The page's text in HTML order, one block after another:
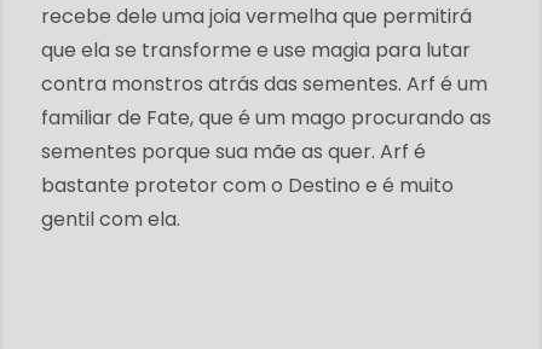
recebe dele uma joia vermelha que permitirá
que ela se transforme e use magia para lutar
contra monstros atrás das sementes. Arf é um
familiar de Fate, que é um mago procurando as
sementes porque sua mãe as quer. Arf é
bastante protetor com o Destino e é muito
gentil com ela.